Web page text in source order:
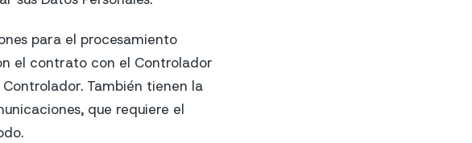
para el procesamiento
el contrato con el Controlador
También tienen la
que requiere el